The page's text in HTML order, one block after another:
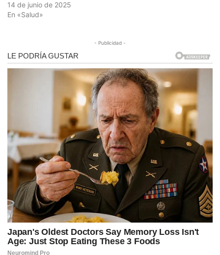
14 de junio de 2025
En «Salud»
- Publicidad -